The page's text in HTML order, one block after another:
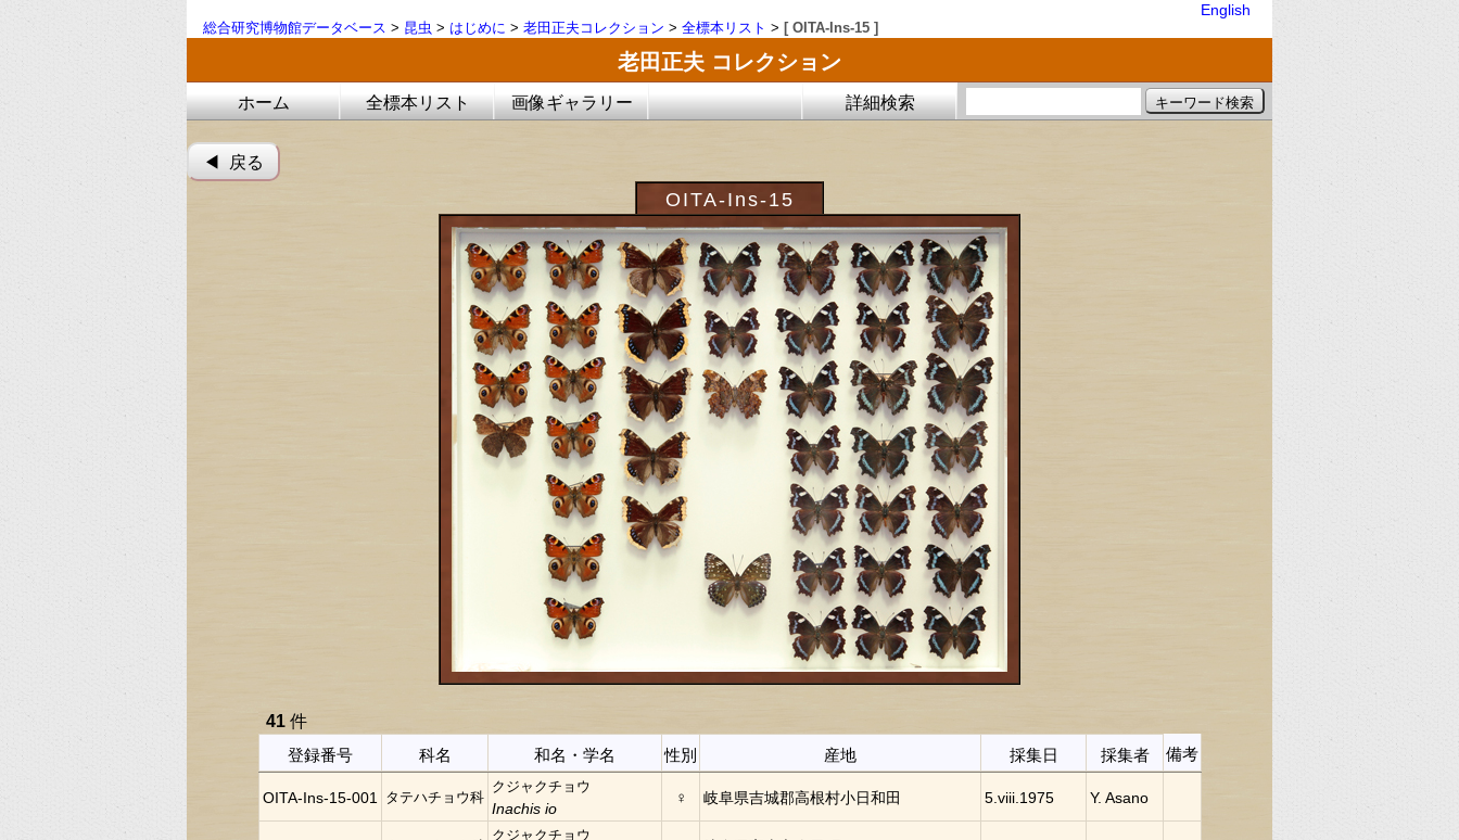
English
総合研究博物館データベース > 昆虫 > はじめに > 老田正夫コレクション > 全標本リスト > [ OITA-Ins-15 ]
老田正夫 コレクション
ホーム 全標本リスト 画像ギャラリー 詳細検索
◀︎ 戻る
OITA-Ins-15
41 件
登録番号
科名 和名・学名 性別 産地 採集日 採集者 備考
OITA-Ins-15-001 タテハチョウ科
クジャクチョウ
Inachis io
♀ 岐阜県吉城郡高根村小日和田 5.viii.1975 Y. Asano
クジャクチョウ